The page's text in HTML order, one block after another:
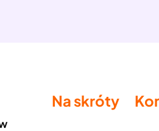
Na skróty